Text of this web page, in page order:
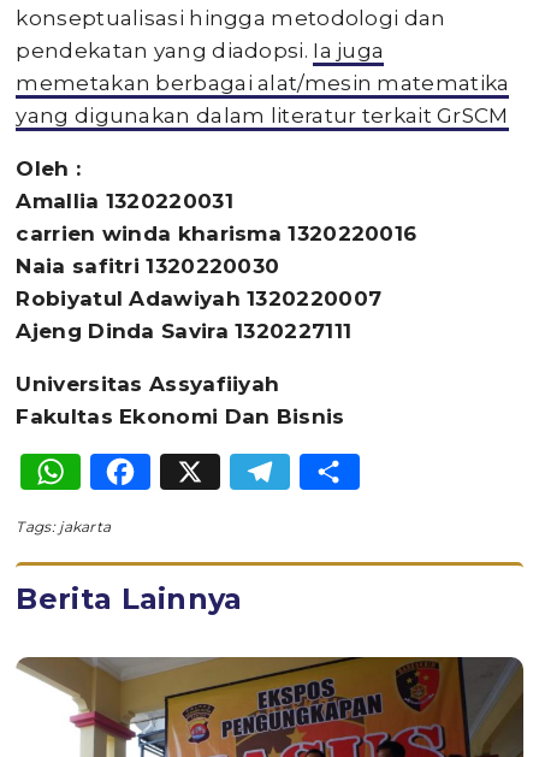
konseptualisasi hingga metodologi dan
pendekatan yang diadopsi. Ia juga
memetakan berbagai alat/mesin matematika
yang digunakan dalam literatur terkait GrSCM
Oleh :
Amallia 1320220031
carrien winda kharisma 1320220016
Naia safitri 1320220030
Robiyatul Adawiyah 1320220007
Ajeng Dinda Savira 1320227111
Universitas Assyafiiyah
Fakultas Ekonomi Dan Bisnis
WhatsApp
Facebook
X Telegram
Tags: jakarta
Berita Lainnya